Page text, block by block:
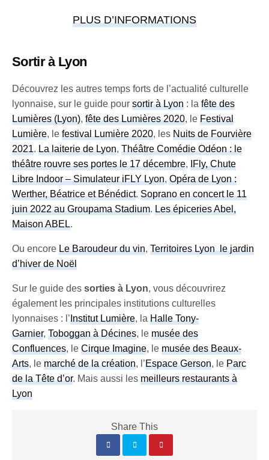
PLUS D’INFORMATIONS
Sortir à Lyon
Découvrez les autres temps forts de l’actualité culturelle
lyonnaise, sur le guide poursortir à Lyon : lafête des
Lumières (Lyon),fête des Lumières 2020, leFestival
Lumière, lefestival Lumière 2020, lesNuits de Fourvière
2021.La laiterie de Lyon,Théâtre Comédie Odéon : le
théâtre rouvre ses portes le 17 décembre,IFly, Chute
Libre Indoor – Simulateur iFLY Lyon,Opéra de Lyon :
Werther, Béatrice et Bénédict.Soprano en concert le 11
juin 2022 au Groupama Stadium.Les épiceries Abel,
Maison ABEL.
Ou encoreLe Baroudeur du vin,Territoires Lyon le jardin
d’hiver de Noël
Sur le guide des sorties à Lyon, vous découvrirez
également les principales institutions culturelles
lyonnaises : l’Institut Lumière, laHalle Tony-
Garnier,Toboggan à Décines, lemusée des
Confluences, leCirque Imagine, lemusée des Beaux-
Arts, lemarché de la création, l’Espace Gerson, leParc
de la Tête d’or. Mais aussi lesmeilleurs restaurants à
Lyon
Share This